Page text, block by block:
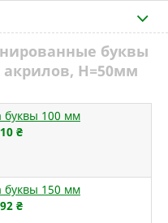
буквы
H=50мм
буквы 100 мм
₴
буквы 150 мм
₴